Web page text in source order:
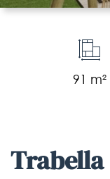
91 m²
trabella